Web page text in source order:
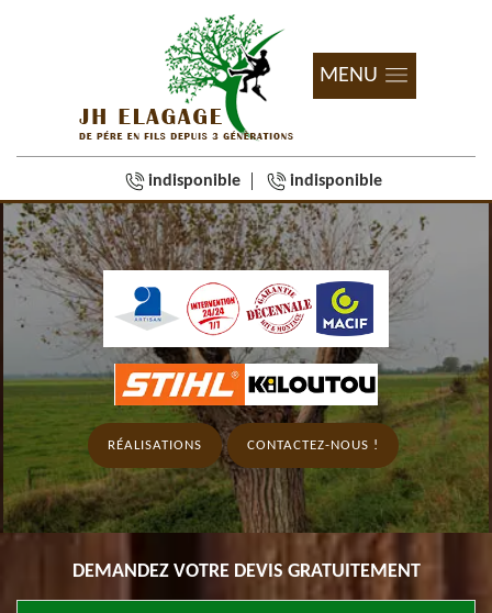
MENU
indisponible indisponible
RÉALISATIONS CONTACTEZ-NOUS !
DEMANDEZ VOTRE DEVIS GRATUITEMENT